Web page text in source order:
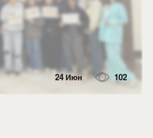
24 Июн 102